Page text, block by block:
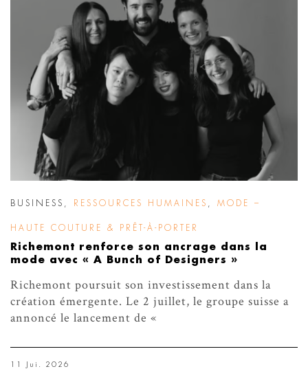
BUSINESS RESSOURCES HUMAINES MODE –
HAUTE COUTURE & PRÊT-À-PORTER
Richemont renforce son ancrage dans la
mode avec « A Bunch of Designers »
Richemont poursuit son investissement dans la
création émergente. Le 2 juillet, le groupe suisse a
annoncé le lancement de «
11 Jui. 2026